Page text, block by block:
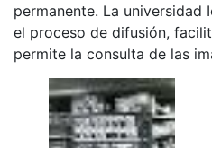
permanente. La universidad
el proceso de difusión,
permite la consulta de las